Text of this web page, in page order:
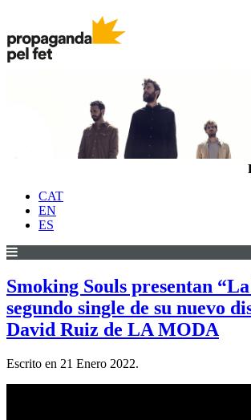
CAT
EN
ES
Smoking Souls presentan
segundo single de su nuevo
David Ruiz de LA MODA
Escrito en 21 Enero 2022.